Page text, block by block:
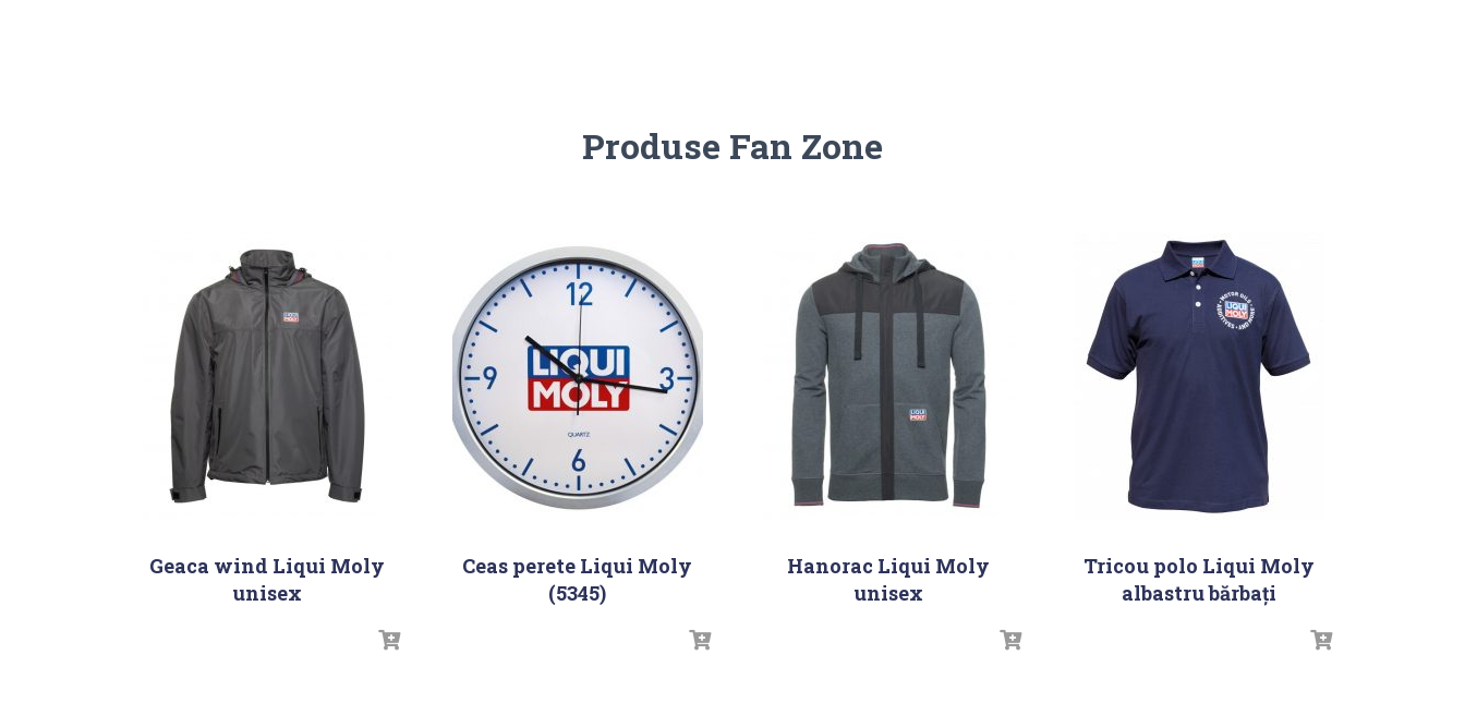
Produse Fan Zone
Geaca wind Liqui Moly
unisex
Ceas perete Liqui Moly
(5345)
Hanorac Liqui Moly
unisex
Tricou polo Liqui Moly
albastru bărbați